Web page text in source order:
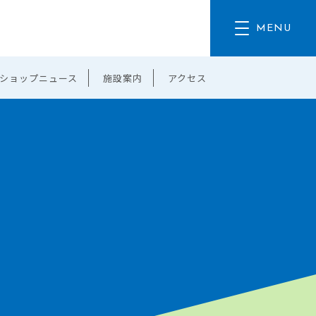
ョップニュース 施設案内 アクセス